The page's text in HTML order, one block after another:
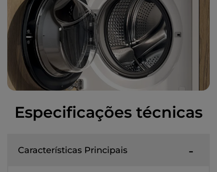
Especificações técnicas
Características Principais